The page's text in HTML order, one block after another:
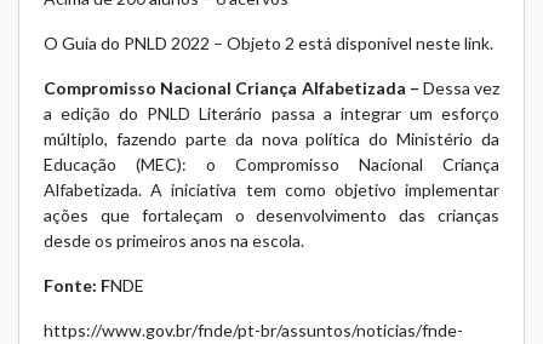
O Guia do PNLD 2022 – Objeto 2 está disponível neste link.
Compromisso Nacional Criança Alfabetizada – Dessa vez
a edição do PNLD Literário passa a integrar um esforço
múltiplo, fazendo parte da nova política do Ministério da
Educação (MEC): o Compromisso Nacional Criança
Alfabetizada. A iniciativa tem como objetivo implementar
ações que fortaleçam o desenvolvimento das crianças
desde os primeiros anos na escola.
Fonte: FNDE
https://www.gov.br/fnde/pt-br/assuntos/noticias/fnde-